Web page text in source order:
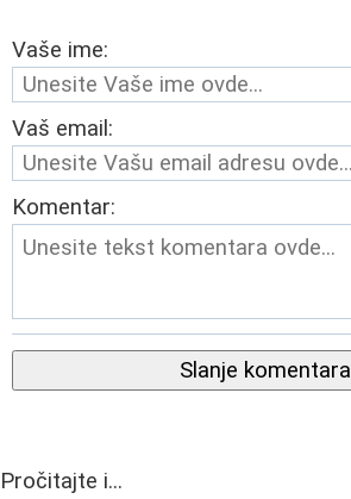
Vaše ime:
Vaš email:
Komentar:
Slanje komentara
Pročitajte i...